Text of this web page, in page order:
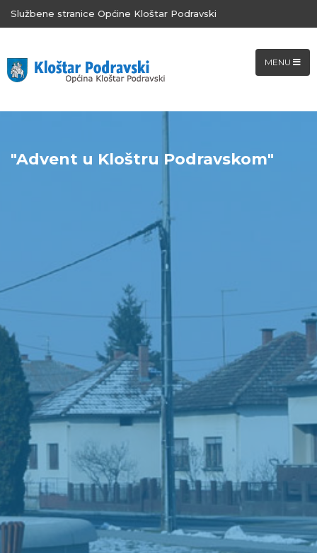
Službene stranice Općine Kloštar Podravski
MENU
"Advent u Kloštru Podravskom"